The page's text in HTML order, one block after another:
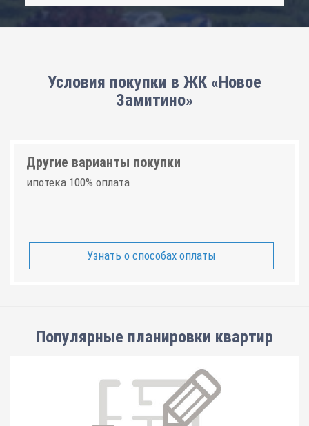
Условия покупки в ЖК «Новое
Замитино»
Другие варианты покупки
ипотека 100% оплата
Узнать о способах оплаты
Популярные планировки квартир